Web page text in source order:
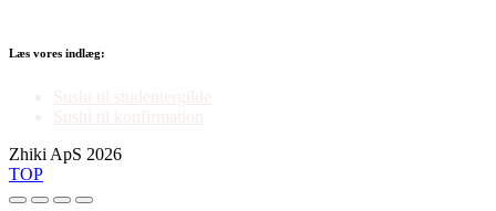
Læs vores indlæg:
Zhiki ApS 2026
TOP